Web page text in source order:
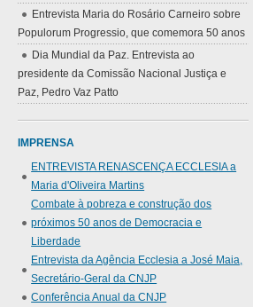
Entrevista Maria do Rosário Carneiro sobre
Populorum Progressio, que comemora 50 anos
Dia Mundial da Paz. Entrevista ao
presidente da Comissão Nacional Justiça e
Paz, Pedro Vaz Patto
IMPRENSA
ENTREVISTA RENASCENÇA ECCLESIA a
Maria d'Oliveira Martins
Combate à pobreza e construção dos
próximos 50 anos de Democracia e
Liberdade
Entrevista da Agência Ecclesia a José Maia,
Secretário-Geral da CNJP
Conferência Anual da CNJP